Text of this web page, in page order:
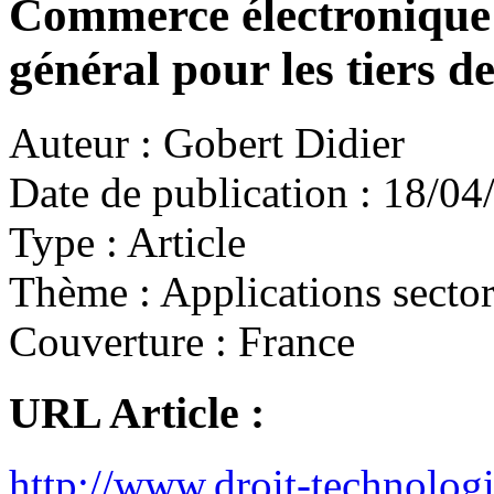
Commerce
général pour les tiers
Auteur : Gobert Didier
Date de publication : 18/
Type : Article
Thème : Applications
Couverture : France
URL Article :
http://www.droit-